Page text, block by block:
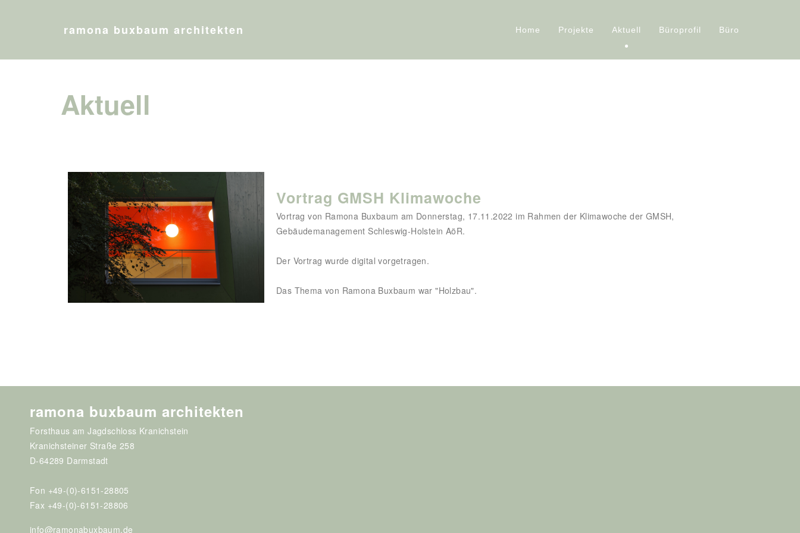
ramona buxbaum architekten Home Projekte Aktuell Büroprofil Büro
Aktuell
Vortrag GMSH Klimawoche
Vortrag von Ramona Buxbaum am Donnerstag, 17.11.2022 im Rahmen der Klimawoche der GMSH,
Gebäudemanagement Schleswig-Holstein AöR.
Der Vortrag wurde digital vorgetragen.
Das Thema von Ramona Buxbaum war "Holzbau".
ramona buxbaum architekten
Forsthaus am Jagdschloss Kranichstein
Kranichsteiner Straße 258
D-64289 Darmstadt
Fon +49-(0)-6151-28805
Fax +49-(0)-6151-28806
info@ramonabuxbaum.de